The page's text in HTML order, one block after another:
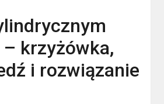
– krzyżówka,
i rozwiązanie